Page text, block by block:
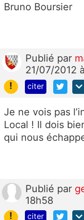
Bruno Boursier
Publié par
21/07/2012
!
citer
Je ne vois pas
Local ! Il dois
qui nous
Publié par
18h58
!
citer